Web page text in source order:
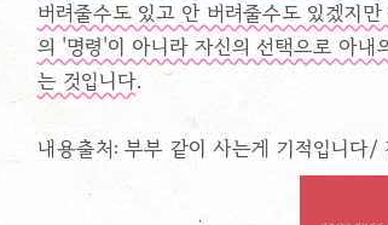
버려줄수도 있고 안 버려줄수도 있겠지
의 '명령'이 아니라 자신의 선택으로 아
는 것입니다.
내용출처: 부부 같이 사는게 기적입니다/